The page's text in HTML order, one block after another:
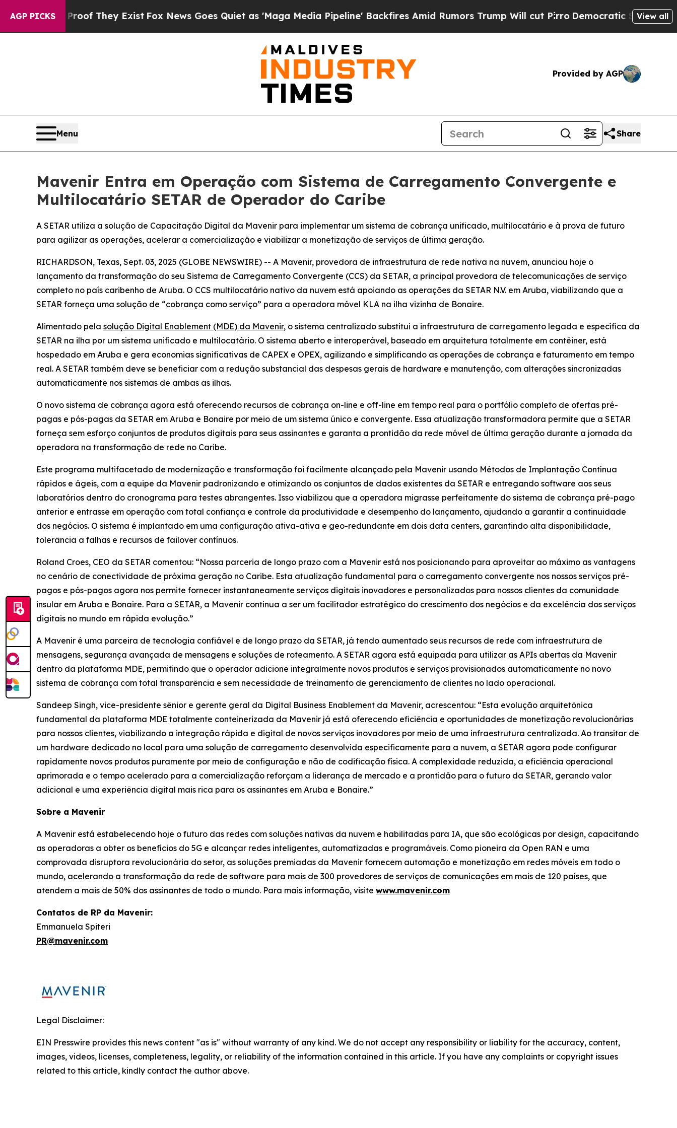
AGP PICKS
no Proof They Exist Fox News Goes Quiet as 'Maga Media Pipeline' Backfires Amid Rumors Trump Will cut Pirro Democratic Socialists ofView all
Provided by AGP
Menu Share
Mavenir Entra em Operação com Sistema de Carregamento Convergente e
Multilocatário SETAR de Operador do Caribe
A SETAR utiliza a solução de Capacitação Digital da Mavenir para implementar um sistema de cobrança unificado, multilocatário e à prova de futuro
para agilizar as operações, acelerar a comercialização e viabilizar a monetização de serviços de última geração.
RICHARDSON, Texas, Sept. 03, 2025 (GLOBE NEWSWIRE) -- A Mavenir, provedora de infraestrutura de rede nativa na nuvem, anunciou hoje o
lançamento da transformação do seu Sistema de Carregamento Convergente (CCS) da SETAR, a principal provedora de telecomunicações de serviço
completo no país caribenho de Aruba. O CCS multilocatário nativo da nuvem está apoiando as operações da SETAR N.V. em Aruba, viabilizando que a
SETAR forneça uma solução de “cobrança como serviço” para a operadora móvel KLA na ilha vizinha de Bonaire.
Alimentado pela solução Digital Enablement (MDE) da Mavenir, o sistema centralizado substitui a infraestrutura de carregamento legada e específica da
SETAR na ilha por um sistema unificado e multilocatário. O sistema aberto e interoperável, baseado em arquitetura totalmente em contêiner, está
hospedado em Aruba e gera economias significativas de CAPEX e OPEX, agilizando e simplificando as operações de cobrança e faturamento em tempo
real. A SETAR também deve se beneficiar com a redução substancial das despesas gerais de hardware e manutenção, com alterações sincronizadas
automaticamente nos sistemas de ambas as ilhas.
O novo sistema de cobrança agora está oferecendo recursos de cobrança on-line e off-line em tempo real para o portfólio completo de ofertas pré-
pagas e pós-pagas da SETAR em Aruba e Bonaire por meio de um sistema único e convergente. Essa atualização transformadora permite que a SETAR
forneça sem esforço conjuntos de produtos digitais para seus assinantes e garanta a prontidão da rede móvel de última geração durante a jornada da
operadora na transformação de rede no Caribe.
Este programa multifacetado de modernização e transformação foi facilmente alcançado pela Mavenir usando Métodos de Implantação Contínua
rápidos e ágeis, com a equipe da Mavenir padronizando e otimizando os conjuntos de dados existentes da SETAR e entregando software aos seus
laboratórios dentro do cronograma para testes abrangentes. Isso viabilizou que a operadora migrasse perfeitamente do sistema de cobrança pré-pago
anterior e entrasse em operação com total confiança e controle da produtividade e desempenho do lançamento, ajudando a garantir a continuidade
dos negócios. O sistema é implantado em uma configuração ativa-ativa e geo-redundante em dois data centers, garantindo alta disponibilidade,
tolerância a falhas e recursos de failover contínuos.
Roland Croes, CEO da SETAR comentou: “Nossa parceria de longo prazo com a Mavenir está nos posicionando para aproveitar ao máximo as vantagens
no cenário de conectividade de próxima geração no Caribe. Esta atualização fundamental para o carregamento convergente nos nossos serviços pré-
pagos e pós-pagos agora nos permite fornecer instantaneamente serviços digitais inovadores e personalizados para nossos clientes da comunidade
insular em Aruba e Bonaire. Para a SETAR, a Mavenir continua a ser um facilitador estratégico do crescimento dos negócios e da excelência dos serviços
digitais no mundo em rápida evolução.”
A Mavenir é uma parceira de tecnologia confiável e de longo prazo da SETAR, já tendo aumentado seus recursos de rede com infraestrutura de
mensagens, segurança avançada de mensagens e soluções de roteamento. A SETAR agora está equipada para utilizar as APIs abertas da Mavenir
dentro da plataforma MDE, permitindo que o operador adicione integralmente novos produtos e serviços provisionados automaticamente no novo
sistema de cobrança com total transparência e sem necessidade de treinamento de gerenciamento de clientes no lado operacional.
Sandeep Singh, vice-presidente sênior e gerente geral da Digital Business Enablement da Mavenir, acrescentou: “Esta evolução arquitetônica
fundamental da plataforma MDE totalmente conteinerizada da Mavenir já está oferecendo eficiência e oportunidades de monetização revolucionárias
para nossos clientes, viabilizando a integração rápida e digital de novos serviços inovadores por meio de uma infraestrutura centralizada. Ao transitar de
um hardware dedicado no local para uma solução de carregamento desenvolvida especificamente para a nuvem, a SETAR agora pode configurar
rapidamente novos produtos puramente por meio de configuração e não de codificação física. A complexidade reduzida, a eficiência operacional
aprimorada e o tempo acelerado para a comercialização reforçam a liderança de mercado e a prontidão para o futuro da SETAR, gerando valor
adicional e uma experiência digital mais rica para os assinantes em Aruba e Bonaire.”
Sobre a Mavenir
A Mavenir está estabelecendo hoje o futuro das redes com soluções nativas da nuvem e habilitadas para IA, que são ecológicas por design, capacitando
as operadoras a obter os benefícios do 5G e alcançar redes inteligentes, automatizadas e programáveis. Como pioneira da Open RAN e uma
comprovada disruptora revolucionária do setor, as soluções premiadas da Mavenir fornecem automação e monetização em redes móveis em todo o
mundo, acelerando a transformação da rede de software para mais de 300 provedores de serviços de comunicações em mais de 120 países, que
atendem a mais de 50% dos assinantes de todo o mundo. Para mais informação, visite www.mavenir.com
Contatos de RP da Mavenir:
Emmanuela Spiteri
PR@mavenir.com
Legal Disclaimer:
EIN Presswire provides this news content "as is" without warranty of any kind. We do not accept any responsibility or liability for the accuracy, content,
images, videos, licenses, completeness, legality, or reliability of the information contained in this article. If you have any complaints or copyright issues
related to this article, kindly contact the author above.